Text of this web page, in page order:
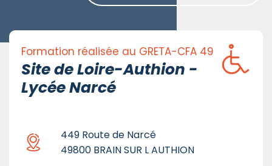
Formation réalisée au GRETA-CFA 49
Site de Loire-Authion -
Lycée Narcé
449 Route de Narcé
49800 BRAIN SUR L AUTHION